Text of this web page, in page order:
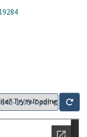
Try reloading